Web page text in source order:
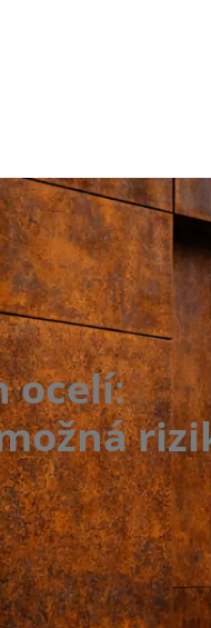
ocelí: